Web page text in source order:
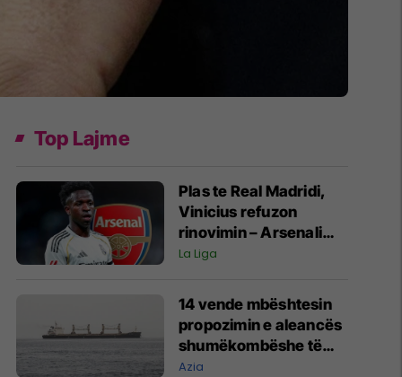
Top Lajme
Plas te Real Madridi,
Vinicius refuzon
rinovimin – Arsenali
gati ofertën 140
La Liga
14 vende mbështesin
propozimin e aleancës
shumëkombëshe të
mbrojtjes detare të
Azia